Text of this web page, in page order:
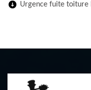
Urgence fuite toiture